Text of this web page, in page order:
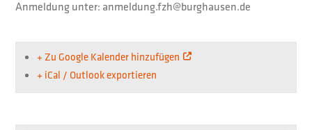
Anmeldung unter: anmeldung.fzh@burghausen.de
+ Zu Google Kalender hinzufügen
+ iCal / Outlook exportieren